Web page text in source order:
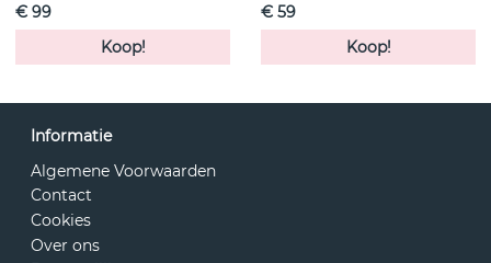
€ 99
Koop!
€ 59
Koop!
Informatie
Algemene Voorwaarden
Contact
Cookies
Over ons